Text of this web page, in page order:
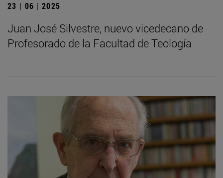
23 | 06 | 2025
Juan José Silvestre, nuevo vicedecano de
Profesorado de la Facultad de Teología